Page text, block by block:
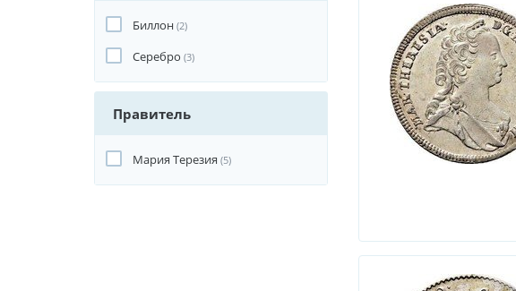
Биллон (2)
Серебро (3)
Правитель
Мария Терезия (5)